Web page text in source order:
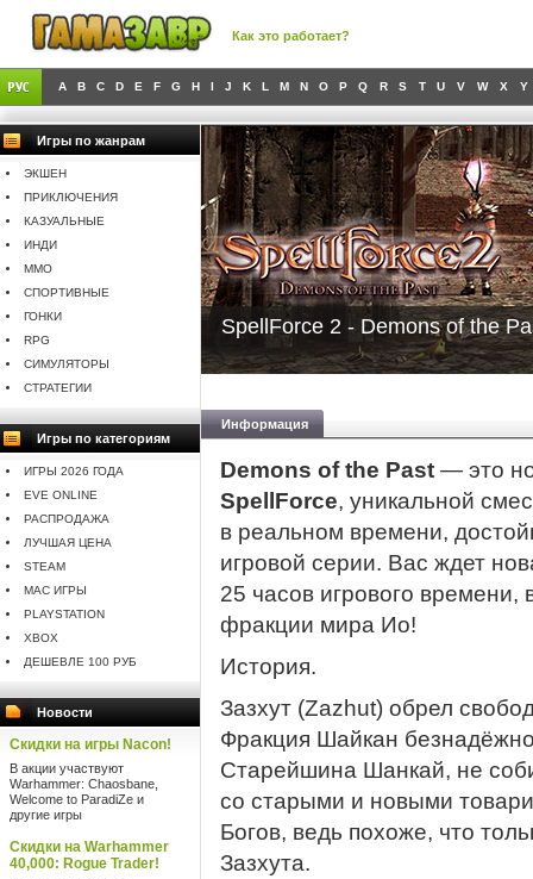
Как это работает?
A B C D E F G H I J K L M N O P Q R S T U V W X Y
Игры по жанрам
ЭКШЕН
ПРИКЛЮЧЕНИЯ
КАЗУАЛЬНЫЕ
ИНДИ
MMO
СПОРТИВНЫЕ
ГОНКИ
RPG
СИМУЛЯТОРЫ
СТРАТЕГИИ
Игры по категориям
ИГРЫ 2026 ГОДА
EVE ONLINE
РАСПРОДАЖА
ЛУЧШАЯ ЦЕНА
STEAM
MAC ИГРЫ
PLAYSTATION
XBOX
ДЕШЕВЛЕ 100 РУБ
Новости
Скидки на игры Nacon!
В акции участвуют
Warhammer: Chaosbane,
Welcome to ParadiZe и
другие игры
Скидки на Warhammer
40,000: Rogue Trader!
SpellForce 2 - Demons of the
Информация
Demons of the Past — это
SpellForce, уникальной
в реальном времени,
игровой серии. Вас ждет
25 часов игрового времени,
фракции мира Ио!
История.
Зазхут (Zazhut) обрел
Фракция Шайкан
Старейшина Шанкай, не
со старыми и новыми
Богов, ведь похоже, что
Зазхута.